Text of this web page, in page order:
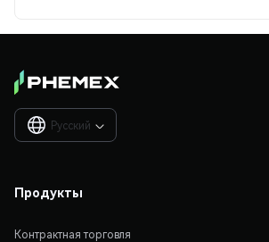
Русский 
Продукты
Контрактная торговля